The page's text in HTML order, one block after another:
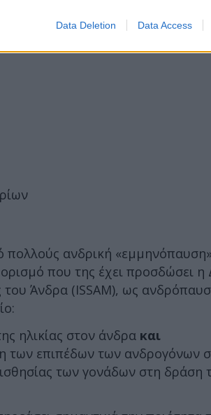
Data Deletion Data Access
πολλούς ανδρική
που της έχει προσδώσει η
του Άνδρα (ISSAM), ως
ηλικίας στον άνδρα και
των επιπέδων των ανδρογόνων
των γονάδων στη δράση